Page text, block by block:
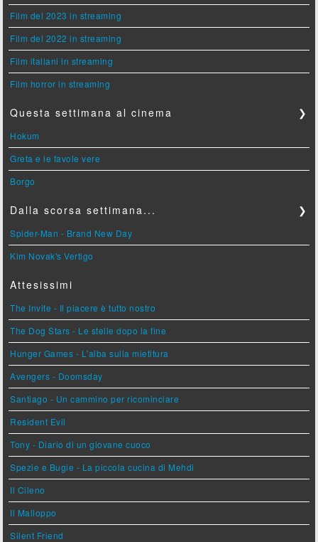
Film del 2023 in streaming
Film del 2022 in streaming
Film italiani in streaming
Film horror in streaming
Questa settimana al cinema ❯
Hokum
Greta e le favole vere
Borgo
Dalla scorsa settimana... ❯
Spider-Man - Brand New Day
Kim Novak's Vertigo
Attesissimi
The Invite - Il piacere è tutto nostro
The Dog Stars - Le stelle dopo la fine
Hunger Games - L'alba sulla mietitura
Avengers - Doomsday
Santiago - Un cammino per ricominciare
Resident Evil
Tony - Diario di un giovane cuoco
Spezie e Bugie - La piccola cucina di Mehdi
Il Cileno
Il Malloppo
Silent Friend